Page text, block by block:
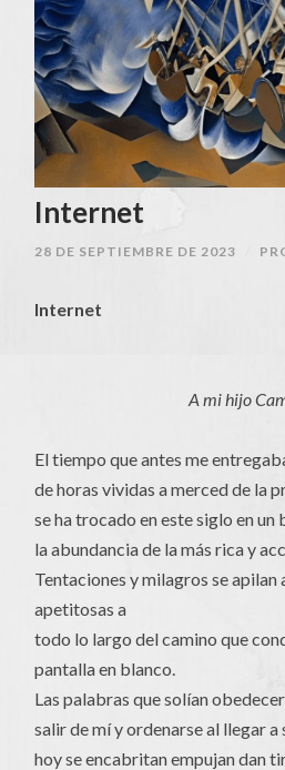
Internet
28 DE SEPTIEMBRE DE 2023
Internet
A mi hijo
El tiempo que antes me
de horas vividas a merced de la
se ha trocado en este siglo en un
la abundancia de la más rica y
Tentaciones y milagros se apilan
apetitosas a
todo lo largo del camino que
pantalla en blanco.
Las palabras que solían
salir de mí y ordenarse al llegar a
hoy se encabritan empujan dan